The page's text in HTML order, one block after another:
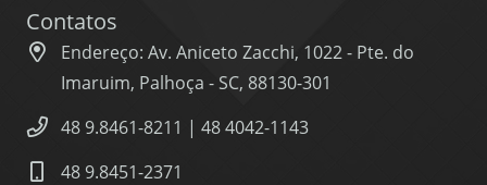
Contatos
Endereço: Av. Aniceto Zacchi, 1022 - Pte. do
Imaruim, Palhoça - SC, 88130-301
48 9.8461-8211 | 48 4042-1143
48 9.8451-2371